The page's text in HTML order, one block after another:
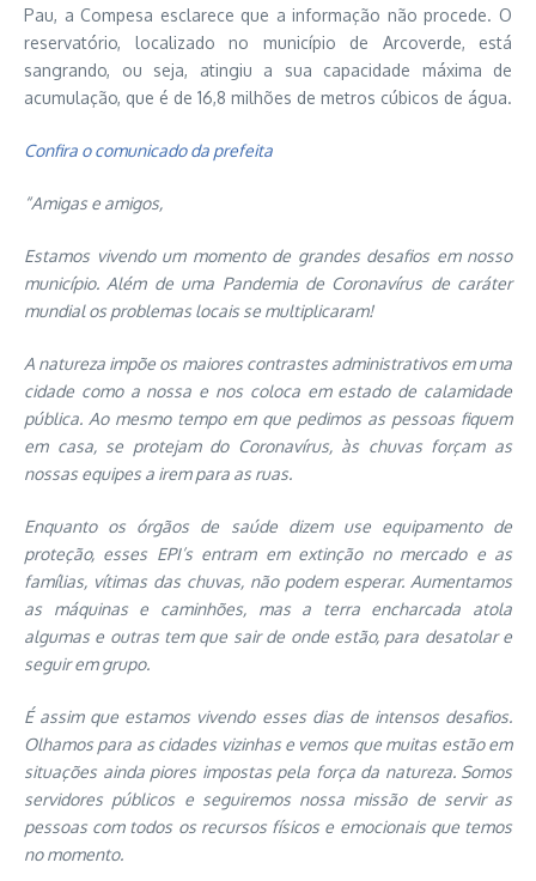
Pau, a Compesa esclarece que a informação não procede. O
reservatório, localizado no município de Arcoverde, está
sangrando, ou seja, atingiu a sua capacidade máxima de
acumulação, que é de 16,8 milhões de metros cúbicos de água.
Confira o comunicado da prefeita
“Amigas e amigos,
Estamos vivendo um momento de grandes desafios em nosso
município. Além de uma Pandemia de Coronavírus de caráter
mundial os problemas locais se multiplicaram!
A natureza impõe os maiores contrastes administrativos em uma
cidade como a nossa e nos coloca em estado de calamidade
pública. Ao mesmo tempo em que pedimos as pessoas fiquem
em casa, se protejam do Coronavírus, às chuvas forçam as
nossas equipes a irem para as ruas.
Enquanto os órgãos de saúde dizem use equipamento de
proteção, esses EPI’s entram em extinção no mercado e as
famílias, vítimas das chuvas, não podem esperar. Aumentamos
as máquinas e caminhões, mas a terra encharcada atola
algumas e outras tem que sair de onde estão, para desatolar e
seguir em grupo.
É assim que estamos vivendo esses dias de intensos desafios.
Olhamos para as cidades vizinhas e vemos que muitas estão em
situações ainda piores impostas pela força da natureza. Somos
servidores públicos e seguiremos nossa missão de servir as
pessoas com todos os recursos físicos e emocionais que temos
no momento.